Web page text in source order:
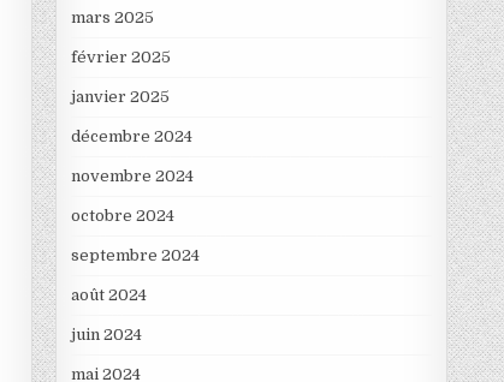
mars 2025
février 2025
janvier 2025
décembre 2024
novembre 2024
octobre 2024
septembre 2024
août 2024
juin 2024
mai 2024